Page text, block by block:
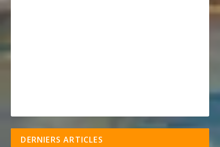
DERNIERS ARTICLES